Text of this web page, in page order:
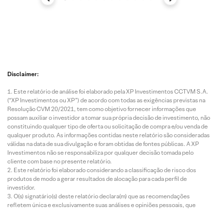
Disclaimer:
Este relatório de análise foi elaborado pela XP Investimentos CCTVM S.A.
(“XP Investimentos ou XP”) de acordo com todas as exigências previstas na
Resolução CVM 20/2021, tem como objetivo fornecer informações que
possam auxiliar o investidor a tomar sua própria decisão de investimento, não
constituindo qualquer tipo de oferta ou solicitação de compra e/ou venda de
qualquer produto. As informações contidas neste relatório são consideradas
válidas na data de sua divulgação e foram obtidas de fontes públicas. A XP
Investimentos não se responsabiliza por qualquer decisão tomada pelo
cliente com base no presente relatório.
Este relatório foi elaborado considerando a classificação de risco dos
produtos de modo a gerar resultados de alocação para cada perfil de
investidor.
O(s) signatário(s) deste relatório declara(m) que as recomendações
refletem única e exclusivamente suas análises e opiniões pessoais, que